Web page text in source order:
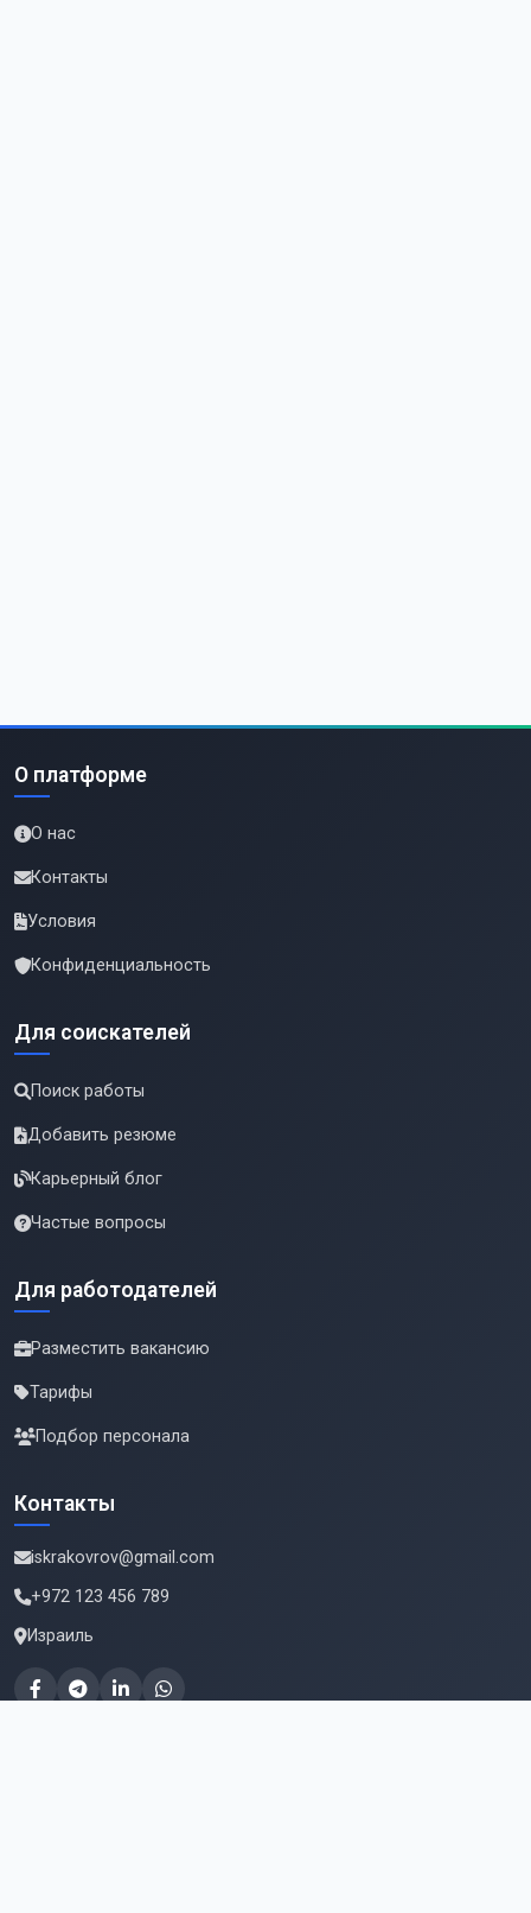
О платформе
О нас
Контакты
Условия
Конфиденциальность
Для соискателей
Поиск работы
Добавить резюме
Карьерный блог
Частые вопросы
Для работодателей
Разместить вакансию
Тарифы
Подбор персонала
Контакты
iskrakovrov@gmail.com
+972 123 456 789
Израиль